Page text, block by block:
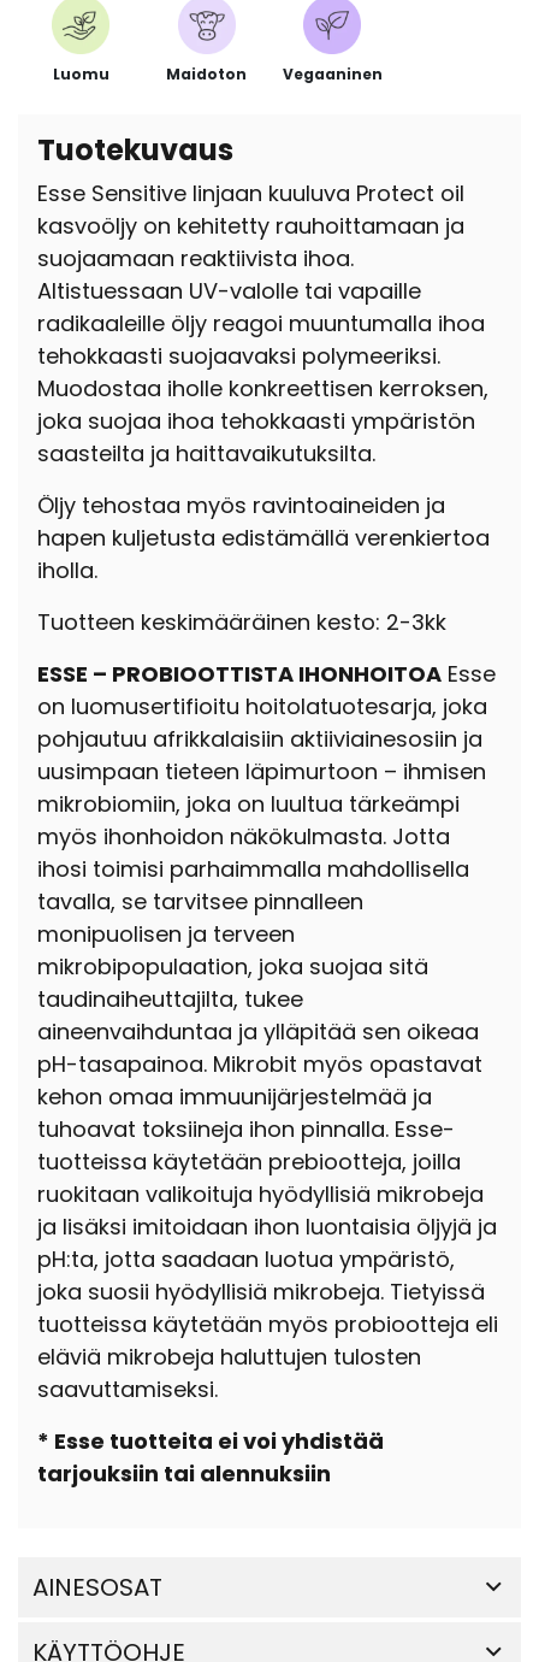
Luomu Maidoton Vegaaninen
Tuotekuvaus
Esse Sensitive linjaan kuuluva Protect oil
kasvoöljy on kehitetty rauhoittamaan ja
suojaamaan reaktiivista ihoa.
Altistuessaan UV-valolle tai vapaille
radikaaleille öljy reagoi muuntumalla ihoa
tehokkaasti suojaavaksi polymeeriksi.
Muodostaa iholle konkreettisen kerroksen,
joka suojaa ihoa tehokkaasti ympäristön
saasteilta ja haittavaikutuksilta.
Öljy tehostaa myös ravintoaineiden ja
hapen kuljetusta edistämällä verenkiertoa
iholla.
Tuotteen keskimääräinen kesto: 2-3kk
ESSE – PROBIOOTTISTA IHONHOITOA Esse
on luomusertifioitu hoitolatuotesarja, joka
pohjautuu afrikkalaisiin aktiiviainesosiin ja
uusimpaan tieteen läpimurtoon – ihmisen
mikrobiomiin, joka on luultua tärkeämpi
myös ihonhoidon näkökulmasta. Jotta
ihosi toimisi parhaimmalla mahdollisella
tavalla, se tarvitsee pinnalleen
monipuolisen ja terveen
mikrobipopulaation, joka suojaa sitä
taudinaiheuttajilta, tukee
aineenvaihduntaa ja ylläpitää sen oikeaa
pH-tasapainoa. Mikrobit myös opastavat
kehon omaa immuunijärjestelmää ja
tuhoavat toksiineja ihon pinnalla. Esse-
tuotteissa käytetään prebiootteja, joilla
ruokitaan valikoituja hyödyllisiä mikrobeja
ja lisäksi imitoidaan ihon luontaisia öljyjä ja
pH:ta, jotta saadaan luotua ympäristö,
joka suosii hyödyllisiä mikrobeja. Tietyissä
tuotteissa käytetään myös probiootteja eli
eläviä mikrobeja haluttujen tulosten
saavuttamiseksi.
* Esse tuotteita ei voi yhdistää
tarjouksiin tai alennuksiin
AINESOSAT
KÄYTTÖOHJE